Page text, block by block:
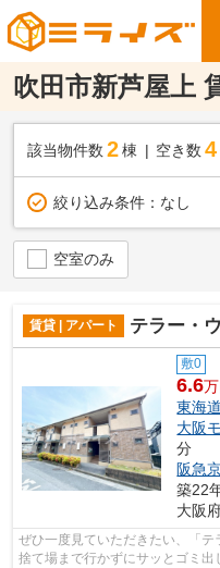
吹田市新芦屋上
該当物件数 2棟 空き数 4
絞り込み条件： なし
空室のみ
賃貸 | アパート テラー・
敷0
6.6
東海
大阪
分
阪急
築22
大阪
ぜひ一度見ていただきたい、「テ
捨て場まで行かずにサッとゴミ